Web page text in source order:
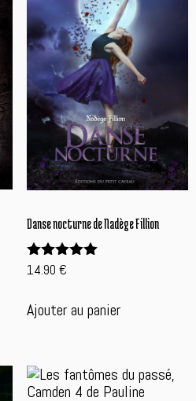
Danse nocturne de Nadège Fillion
Note
14.90 €
Ajouter au panier